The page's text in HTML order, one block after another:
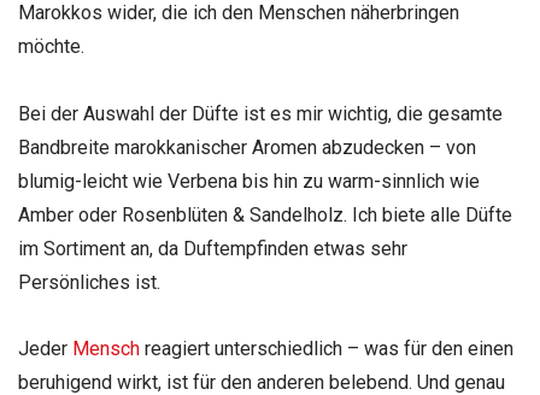
Marokkos wider, die ich den Menschen näherbringen
möchte.
Bei der Auswahl der Düfte ist es mir wichtig, die gesamte
Bandbreite marokkanischer Aromen abzudecken – von
blumig-leicht wie Verbena bis hin zu warm-sinnlich wie
Amber oder Rosenblüten & Sandelholz. Ich biete alle Düfte
im Sortiment an, da Duftempfinden etwas sehr
Persönliches ist.
Jeder Mensch reagiert unterschiedlich – was für den einen
beruhigend wirkt, ist für den anderen belebend. Und genau